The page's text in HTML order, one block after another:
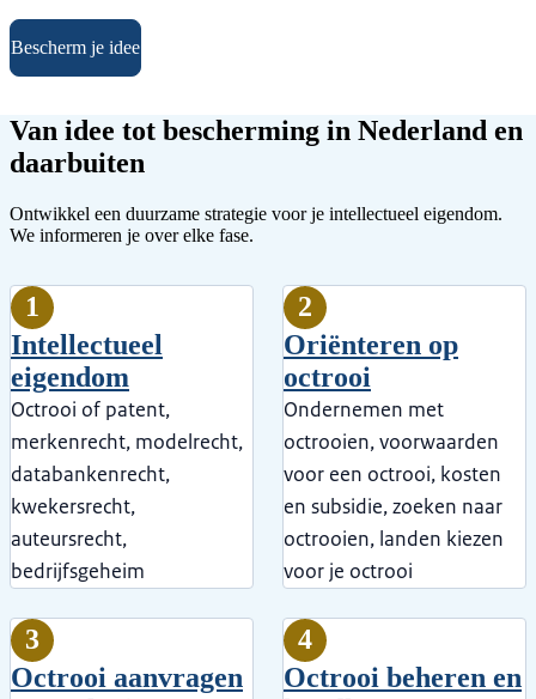
Bescherm je idee
Van idee tot bescherming in Nederland en
daarbuiten
Ontwikkel een duurzame strategie voor je intellectueel eigendom.
We informeren je over elke fase.
1
Intellectueel
eigendom
Octrooi of patent,
merkenrecht, modelrecht,
databankenrecht,
kwekersrecht,
auteursrecht,
bedrijfsgeheim
2
Oriënteren op
octrooi
Ondernemen met
octrooien, voorwaarden
voor een octrooi, kosten
en subsidie, zoeken naar
octrooien, landen kiezen
voor je octrooi
3
Octrooi aanvragen
4
Octrooi beheren en